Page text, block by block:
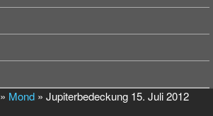
» Mond » Jupiterbedeckung 15. Juli 2012